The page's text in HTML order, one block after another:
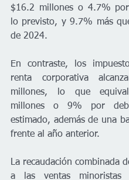
$16.2 millones o 4.7%
lo previsto, y 9.7% más
de 2024.
En contraste, los
renta corporativa
millones, lo que
millones o 9% por
estimado, además de una
frente al año anterior.
La recaudación combinada
a las ventas